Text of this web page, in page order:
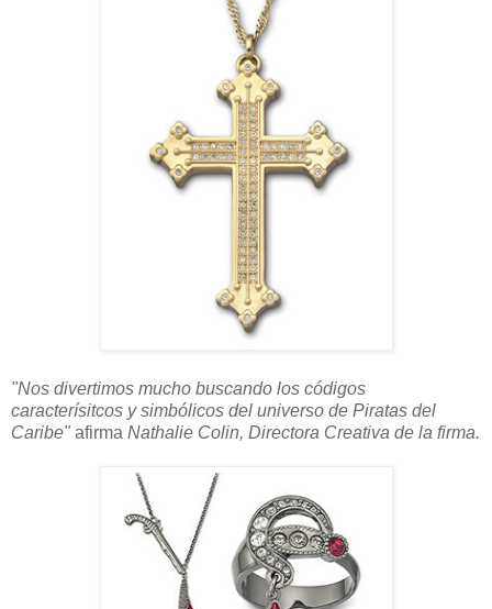
"Nos divertimos mucho buscando los códigos
caracterísitcos y simbólicos del universo de Piratas del
Caribe" afirma Nathalie Colin, Directora Creativa de la firma.